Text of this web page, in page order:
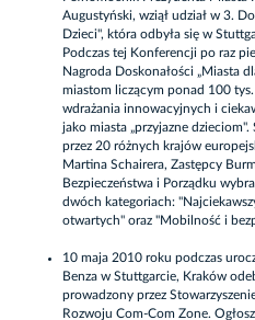
Augustyński, wziął udział w 3.
Dzieci", która odbyła się w
Podczas tej Konferencji po raz
Nagroda Doskonałości „Miasta
miastom liczącym ponad 100
wdrażania innowacyjnych i
jako miasta „przyjazne
przez 20 różnych krajów
Martina Schairera, Zastępcy
Bezpieczeństwa i Porządku
dwóch kategoriach:
otwartych" oraz "Mobilność i
10 maja 2010 roku podczas
Benza w Stuttgarcie, Kraków
prowadzony przez
Rozwoju Com-Com Zone.